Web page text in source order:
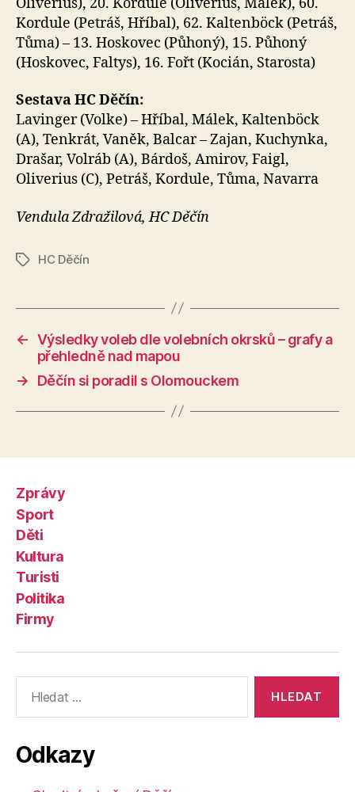
Kordule (Petráš, Hříbal), 62. Kaltenböck (Petráš,
Tůma) – 13. Hoskovec (Půhoný), 15. Půhoný
(Hoskovec, Faltys), 16. Fořt (Kocián, Starosta)
Sestava HC Děčín:
Lavinger (Volke) – Hříbal, Málek, Kaltenböck
(A), Tenkrát, Vaněk, Balcar – Zajan, Kuchynka,
Drašar, Volráb (A), Bárdoš, Amirov, Faigl,
Oliverius (C), Petráš, Kordule, Tůma, Navarra
Vendula Zdražilová, HC Děčín
ŠtítkyHC Děčín
← Výsledky voleb dle volebních okrsků – grafy a
přehledně nad mapou
→
Děčín si poradil s Olomouckem
Zprávy
Sport
Děti
Kultura
Turisti
Politika
Firmy
vyhledávání:
Odkazy